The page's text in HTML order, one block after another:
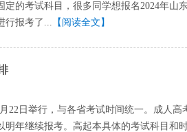
的考试科目，很多同学想报名2024年山
行报考了... 【阅读全文】
22日举行，与各省考试时间统一。成人高
年继续报考。高起本具体的考试科目和